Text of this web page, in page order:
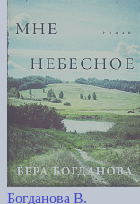
Богданова В.